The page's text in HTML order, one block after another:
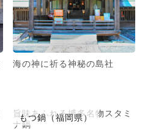
海の神に祈る神秘の島社
もつ鍋（福岡県）
旨味あふれる博多名物スタミ
ナ鍋